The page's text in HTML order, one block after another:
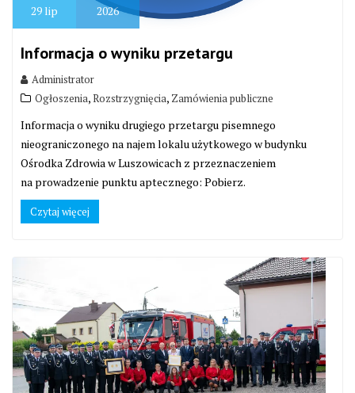
29lip 2026
Informacja o wyniku przetargu
Administrator
Ogłoszenia,Rozstrzygnięcia, Zamówienia publiczne
Informacja o wyniku drugiego przetargu pisemnego
nieograniczonego na najem lokalu użytkowego w budynku
Ośrodka Zdrowia w Luszowicach z przeznaczeniem
na prowadzenie punktu aptecznego: Pobierz.
Czytaj więcej